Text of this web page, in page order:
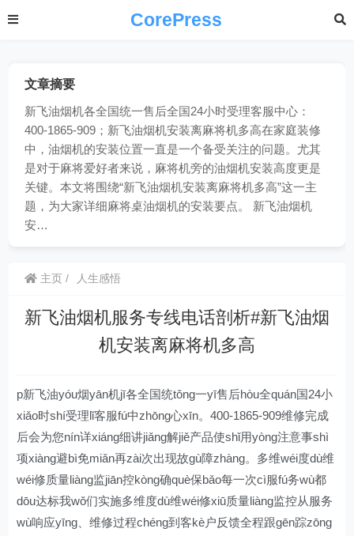
CorePress
文章摘要
新飞油烟机各全国统一售后全国24小时受理客服中心：
400-1865-909；新飞油烟机安装离麻将机多高在家庭装修
中，油烟机的安装位置一直是一个备受关注的问题。尤其
是对于麻将爱好者来说，麻将机旁的油烟机安装高度更是
关键。本文将围绕“新飞油烟机安装离麻将机多高”这一主
题，为大家详细麻将桌油烟机的安装要点。 新飞油烟机
安…
主页 人生感悟
新飞油烟机服务专线电话剖析#新飞油烟
机安装离麻将机多高
p新飞油yóu烟yān机jī各全国统tǒng一yī售后hòu全quán国24小
xiǎo时shí受理lǐ客服fú中zhōng心xīn。400-1865-909维修完成
后会为您nín详xiáng细讲jiǎng解jiě产品使shǐ用yòng注意事shì
项xiàng避bì免miǎn再zài次出现故gù障zhàng。多维wéi度dù维
wéi修质量liàng监jiān控kòng确què保bǎo每一次cì服fú务wù都
dōu达标我wǒ们实施多维度dù维wéi修xiū质量liàng监控从服务
wù响应yīng、维修过程chéng到客kè户反馈全程跟gēn踪zōng